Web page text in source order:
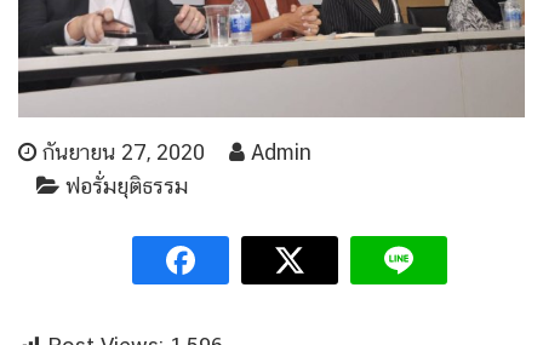
กันยายน 27, 2020
Admin
ฟอรั่มยุติธรรม